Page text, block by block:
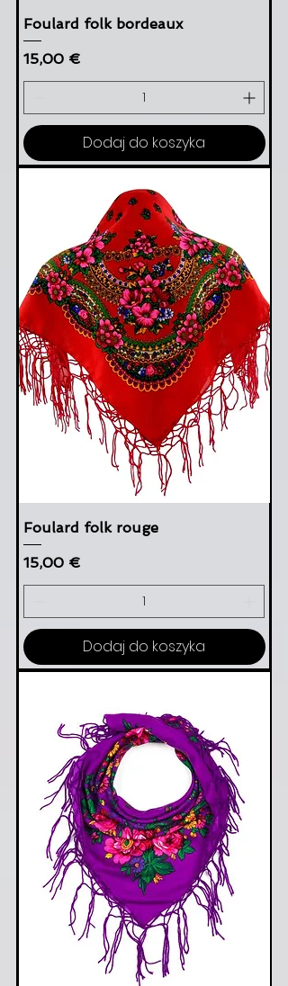
Foulard folk bordeaux
Cena
15,00 €
Dodaj do koszyka
Foulard folk rouge
Cena
15,00 €
Dodaj do koszyka